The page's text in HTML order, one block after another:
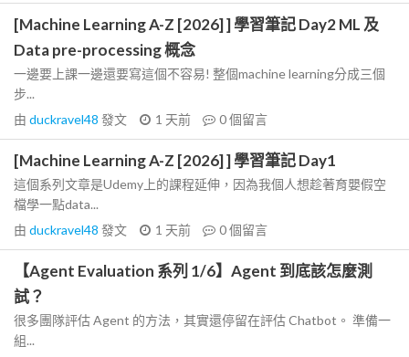
[Machine Learning A-Z [2026] ] 學習筆記 Day2 ML 及
Data pre-processing 概念
一邊要上課一邊還要寫這個不容易! 整個machine learning分成三個
步...
由 duckravel48 發文 1 天前 0個留言
[Machine Learning A-Z [2026] ] 學習筆記 Day1
這個系列文章是Udemy上的課程延伸，因為我個人想趁著育嬰假空
檔學一點data...
由 duckravel48 發文 1 天前 0個留言
【Agent Evaluation 系列 1/6】Agent 到底該怎麼測
試？
很多團隊評估 Agent 的方法，其實還停留在評估 Chatbot。 準備一
組...